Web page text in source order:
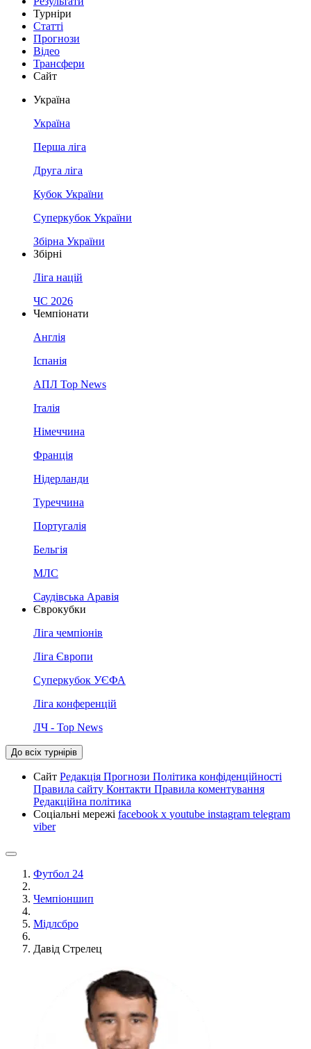
Турніри
Статті
Прогнози
Відео
Трансфери
Сайт
Україна
Україна
Перша ліга
Друга ліга
Кубок України
Суперкубок України
Збірна України
Збірні
Ліга націй
ЧС 2026
Чемпіонати
Англія
Іспанія
АПЛ Top News
Італія
Німеччина
Франція
Нідерланди
Туреччина
Португалія
Бельгія
МЛС
Саудівська Аравія
Єврокубки
Ліга чемпіонів
Ліга Європи
Суперкубок УЄФА
Ліга конференцій
ЛЧ - Top News
До всіх турнірів
Сайт Редакція Прогнози Політика конфіденційності
Правила сайту Контакти Правила коментування
Редакційна політика
Соціальні мережі facebook x youtube instagram telegram
viber
Футбол 24
Чемпіоншип
Мідлсбро
Давід Стрелец